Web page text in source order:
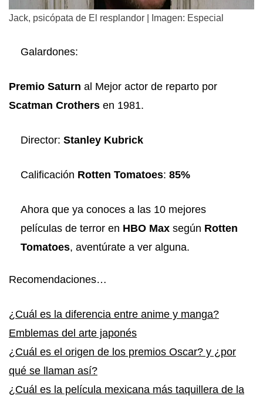
Jack, psicópata de El resplandor | Imagen: Especial
Galardones:
Premio Saturn al Mejor actor de reparto por
Scatman Crothers en 1981.
Director: Stanley Kubrick
Calificación Rotten Tomatoes: 85%
Ahora que ya conoces a las 10 mejores
películas de terror en HBO Max según Rotten
Tomatoes, aventúrate a ver alguna.
Recomendaciones…
¿Cuál es la diferencia entre anime y manga?
Emblemas del arte japonés
¿Cuál es el origen de los premios Oscar? y ¿por
qué se llaman así?
¿Cuál es la película mexicana más taquillera de la